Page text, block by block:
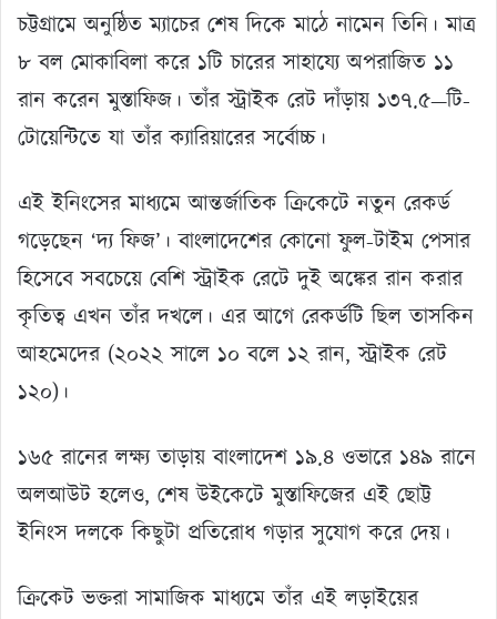
চট্টগ্রামে অনুষ্ঠিত ম্যাচের শেষ দিকে মাঠে নামেন তিনি। মাত্র
৮ বল মোকাবিলা করে ১টি চারের সাহায্যে অপরাজিত ১১
রান করেন মুস্তাফিজ। তাঁর স্ট্রাইক রেট দাঁড়ায় ১৩৭.৫—টি-
টোয়েন্টিতে যা তাঁর ক্যারিয়ারের সর্বোচ্চ।
এই ইনিংসের মাধ্যমে আন্তর্জাতিক ক্রিকেটে নতুন রেকর্ড
গড়েছেন ‘দ্য ফিজ’। বাংলাদেশের কোনো ফুল-টাইম পেসার
হিসেবে সবচেয়ে বেশি স্ট্রাইক রেটে দুই অঙ্কের রান করার
কৃতিত্ব এখন তাঁর দখলে। এর আগে রেকর্ডটি ছিল তাসকিন
আহমেদের (২০২২ সালে ১০ বলে ১২ রান, স্ট্রাইক রেট
১২০)।
১৬৫ রানের লক্ষ্য তাড়ায় বাংলাদেশ ১৯.৪ ওভারে ১৪৯ রানে
অলআউট হলেও, শেষ উইকেটে মুস্তাফিজের এই ছোট্ট
ইনিংস দলকে কিছুটা প্রতিরোধ গড়ার সুযোগ করে দেয়।
ক্রিকেট ভক্তরা সামাজিক মাধ্যমে তাঁর এই লড়াইয়ের